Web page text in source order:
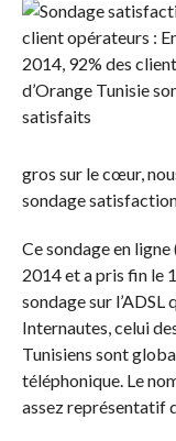
gros sur le cœur,
sondage
Ce sondage en
2014 et a pris fin le
sondage sur l’ADSL
Internautes, celui
Tunisiens sont
téléphonique. Le
assez représentatif